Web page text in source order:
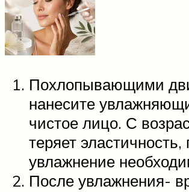
Похлопывающими
нанесите
чистое лицо. С
теряет эластичность,
увлажнение
После увлажнения-